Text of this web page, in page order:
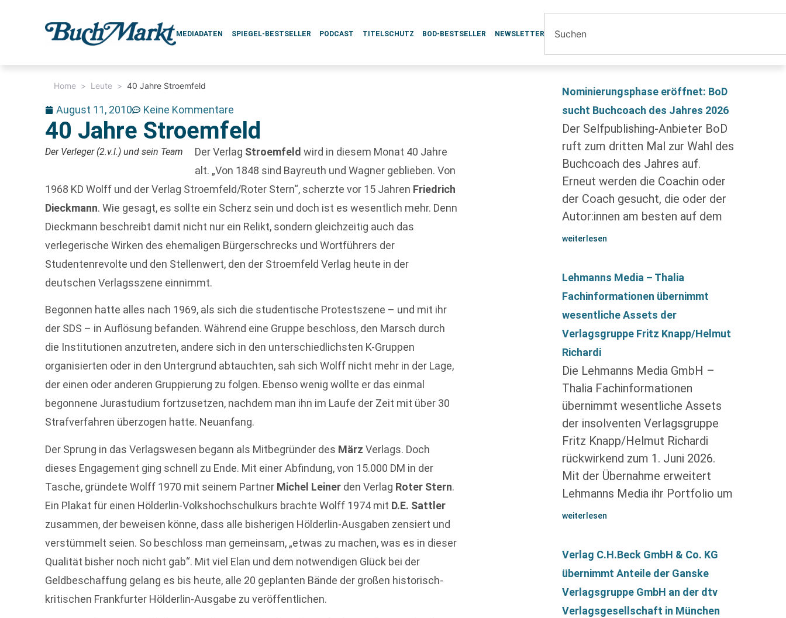
MEDIADATEN SPIEGEL-BESTSELLER PODCAST TITELSCHUTZ BOD-BESTSELLER NEWSLETTER
Home > Leute > 40 Jahre Stroemfeld
August 11, 2010 Keine Kommentare
40 Jahre Stroemfeld
Der Verleger (2.v.l.) und sein Team Der Verlag Stroemfeld wird in diesem Monat 40 Jahre
alt. „Von 1848 sind Bayreuth und Wagner geblieben. Von
1968 KD Wolff und der Verlag Stroemfeld/Roter Stern“, scherzte vor 15 Jahren Friedrich
Dieckmann. Wie gesagt, es sollte ein Scherz sein und doch ist es wesentlich mehr. Denn
Dieckmann beschreibt damit nicht nur ein Relikt, sondern gleichzeitig auch das
verlegerische Wirken des ehemaligen Bürgerschrecks und Wortführers der
Studentenrevolte und den Stellenwert, den der Stroemfeld Verlag heute in der
deutschen Verlagsszene einnimmt.
Begonnen hatte alles nach 1969, als sich die studentische Protestszene – und mit ihr
der SDS – in Auflösung befanden. Während eine Gruppe beschloss, den Marsch durch
die Institutionen anzutreten, andere sich in den unterschiedlichsten K-Gruppen
organisierten oder in den Untergrund abtauchten, sah sich Wolff nicht mehr in der Lage,
der einen oder anderen Gruppierung zu folgen. Ebenso wenig wollte er das einmal
begonnene Jurastudium fortzusetzen, nachdem man ihn im Laufe der Zeit mit über 30
Strafverfahren überzogen hatte. Neuanfang.
Der Sprung in das Verlagswesen begann als Mitbegründer des März Verlags. Doch
dieses Engagement ging schnell zu Ende. Mit einer Abfindung, von 15.000 DM in der
Tasche, gründete Wolff 1970 mit seinem Partner Michel Leiner den Verlag Roter Stern.
Ein Plakat für einen Hölderlin-Volkshochschulkurs brachte Wolff 1974 mit D.E. Sattler
zusammen, der beweisen könne, dass alle bisherigen Hölderlin-Ausgaben zensiert und
verstümmelt seien. So beschloss man gemeinsam, „etwas zu machen, was es in dieser
Qualität bisher noch nicht gab“. Mit viel Elan und dem notwendigen Glück bei der
Geldbeschaffung gelang es bis heute, alle 20 geplanten Bände der großen historisch-
kritischen Frankfurter Hölderlin-Ausgabe zu veröffentlichen.
Nominierungsphase eröffnet: BoD
sucht Buchcoach des Jahres 2026
Der Selfpublishing-Anbieter BoD
ruft zum dritten Mal zur Wahl des
Buchcoach des Jahres auf.
Erneut werden die Coachin oder
der Coach gesucht, die oder der
Autor:innen am besten auf dem
weiterlesen
Lehmanns Media – Thalia
Fachinformationen übernimmt
wesentliche Assets der
Verlagsgruppe Fritz Knapp/Helmut
Richardi
Die Lehmanns Media GmbH –
Thalia Fachinformationen
übernimmt wesentliche Assets
der insolventen Verlagsgruppe
Fritz Knapp/Helmut Richardi
rückwirkend zum 1. Juni 2026.
Mit der Übernahme erweitert
Lehmanns Media ihr Portfolio um
weiterlesen
Verlag C.H.Beck GmbH & Co. KG
übernimmt Anteile der Ganske
Verlagsgruppe GmbH an der dtv
Verlagsgesellschaft in München